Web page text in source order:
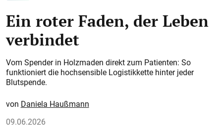
Ein roter Faden, der Leben
verbindet
Vom Spender in Holzmaden direkt zum Patienten: So
funktioniert die hochsensible Logistikkette hinter jeder
Blutspende.
Daniela Haußmann
09.06.2026